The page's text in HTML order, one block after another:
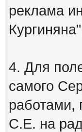
реклама
4. Для
самого
работами,
С.Е. на